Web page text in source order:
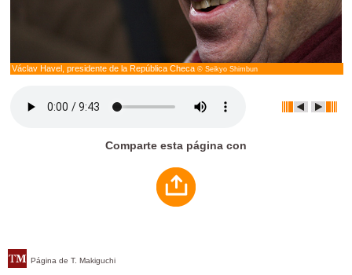
Página de T. Makiguchi
Václav Havel, presidente de la República Checa© Seikyo Shimbun
Comparte esta página con